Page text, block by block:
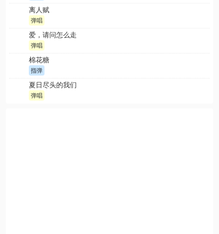
离人赋
弹唱
爱，请问怎么走
弹唱
棉花糖
指弹
夏日尽头的我们
弹唱